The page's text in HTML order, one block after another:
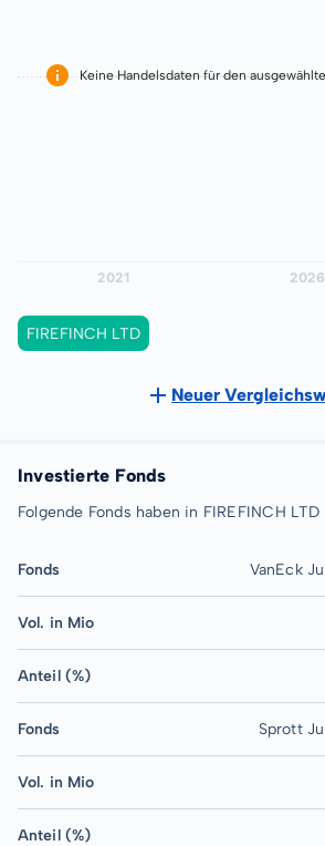
Keine Handelsdaten für den
FIREFINCH LTD
Neuer
Investierte Fonds
Folgende Fonds haben in FIREFINCH
Fonds VanEck
Vol. in Mio
Anteil (%)
Fonds Sprott
Vol. in Mio
Anteil (%)